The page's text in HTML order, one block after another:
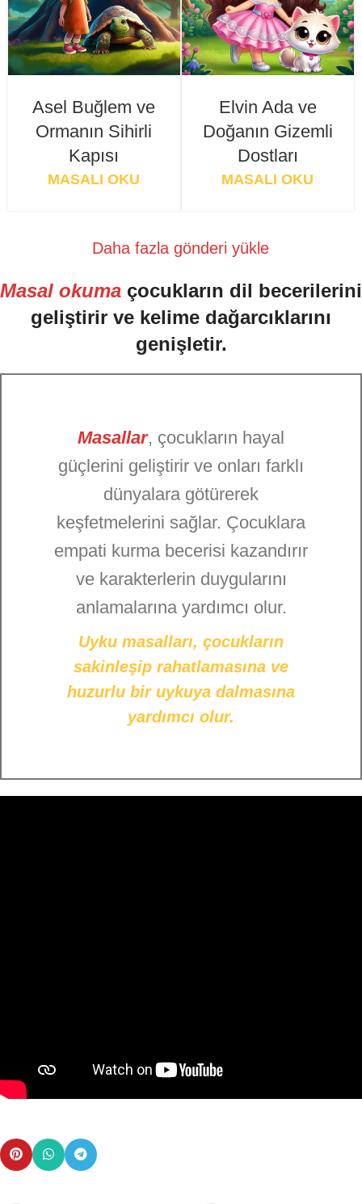
Asel Buğlem ve
Ormanın Sihirli
Kapısı
MASALI OKU
Elvin Ada ve
Doğanın Gizemli
Dostları
MASALI OKU
Daha fazla gönderi yükle
Masal okuma çocukların dil becerilerini
geliştirir ve kelime dağarcıklarını
genişletir.
Masallar, çocukların hayal
güçlerini geliştirir ve onları farklı
dünyalara götürerek
keşfetmelerini sağlar. Çocuklara
empati kurma becerisi kazandırır
ve karakterlerin duygularını
anlamalarına yardımcı olur.
Uyku masalları, çocukların
sakinleşip rahatlamasına ve
huzurlu bir uykuya dalmasına
yardımcı olur.